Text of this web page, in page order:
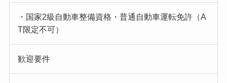
・国家2級自動車整備資格・普通自動車運転免許（A
T限定不可）
歓迎要件